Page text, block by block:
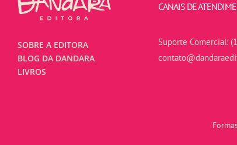
SOBRE A EDITORA
BLOG DA DANDARA
LIVROS
CANAIS DE
Suporte Comercial: